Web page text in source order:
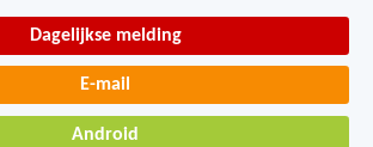
Dagelijkse melding
E-mail
Android